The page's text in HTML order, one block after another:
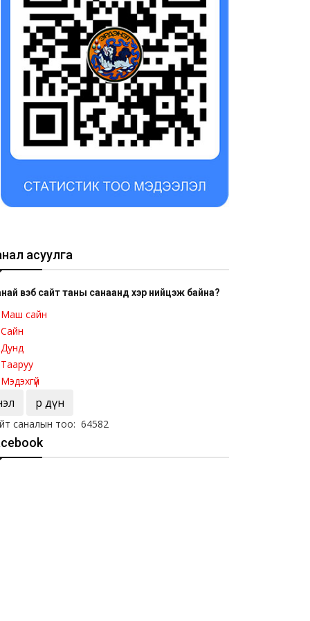
асуулга
вэб сайт таны санаанд хэр нийцэж байна?
Маш сайн
Сайн
Дунд
Тааруу
Мэдэхгүй
Үр дүн
саналын тоо: 64582